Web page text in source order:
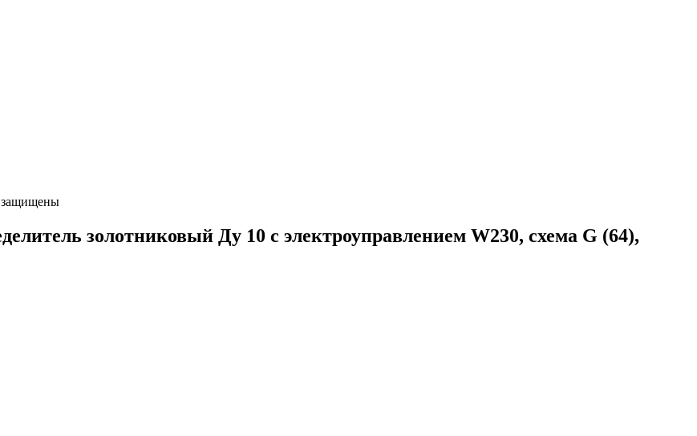
золотниковый Ду 10 с электроуправлением W230, схема G (64),